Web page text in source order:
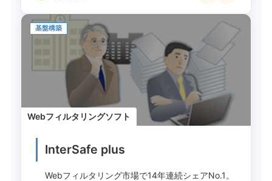
基盤構築
Webフィルタリングソフト
InterSafe plus
Webフィルタリング市場で14年連続シェアNo.1。